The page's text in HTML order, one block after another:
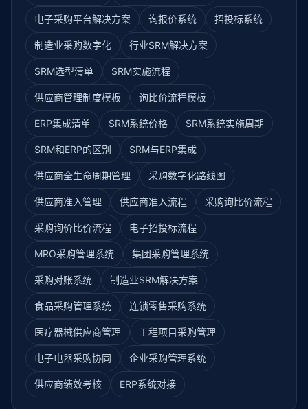
电子采购平台解决方案 询报价系统 招投标系统
制造业采购数字化 行业SRM解决方案
SRM选型清单 SRM实施流程
供应商管理制度模板 询比价流程模板
ERP集成清单 SRM系统价格 SRM系统实施周期
SRM和ERP的区别 SRM与ERP集成
供应商全生命周期管理 采购数字化路线图
供应商准入管理 供应商准入流程 采购询比价流程
采购询价比价流程 电子招投标流程
MRO采购管理系统 集团采购管理系统
采购对账系统 制造业SRM解决方案
食品采购管理系统 连锁零售采购系统
医疗器械供应商管理 工程项目采购管理
电子电器采购协同 企业采购管理系统
供应商绩效考核 ERP系统对接